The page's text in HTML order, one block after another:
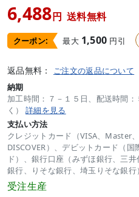
6,488円 送料無料
クーポン: 最大 1,500 円引
返品無料： ご注文の返品について
納期
加工時間：７－１５日、配送時間
く） 詳細を見る
支払い方法
クレジットカード（VISA、Master
DISCOVER）、デビットカード（
ド）、銀行口座（みずほ銀行、三
銀行、りそな銀行、埼玉りそな銀行
受注生産